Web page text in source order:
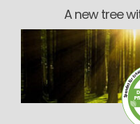
A new tree